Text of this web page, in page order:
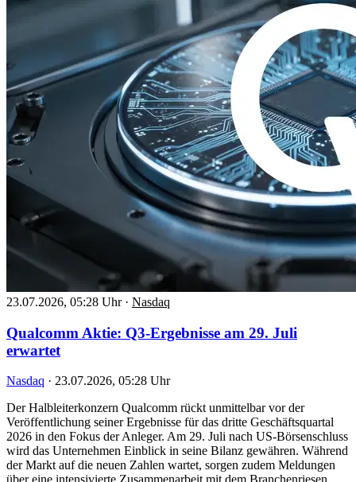
23.07.2026, 05:28 Uhr · Nasdaq
Qualcomm Aktie: Q3-Ergebnisse am 29. Juli
erwartet
Nasdaq · 23.07.2026, 05:28 Uhr
Der Halbleiterkonzern Qualcomm rückt unmittelbar vor der
Veröffentlichung seiner Ergebnisse für das dritte Geschäftsquartal
2026 in den Fokus der Anleger. Am 29. Juli nach US-Börsenschluss
wird das Unternehmen Einblick in seine Bilanz gewähren. Während
der Markt auf die neuen Zahlen wartet, sorgen zudem Meldungen